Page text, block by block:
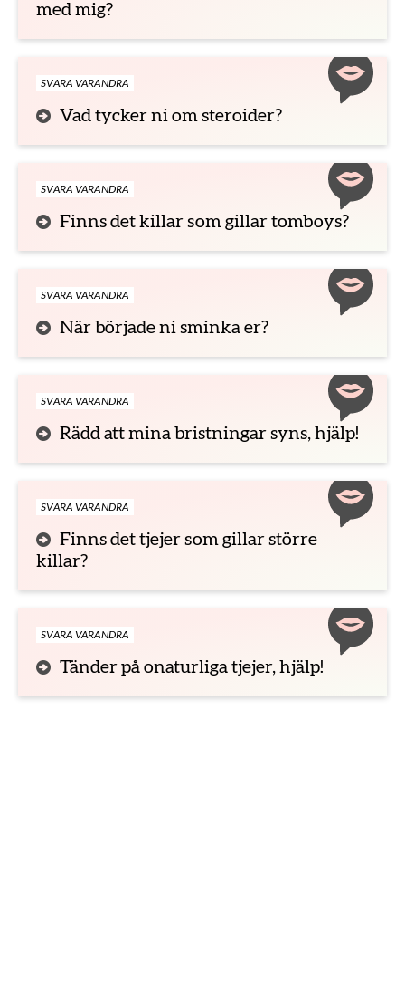
med mig?
SVARA VARANDRA
Vad tycker ni om steroider?
SVARA VARANDRA
Finns det killar som gillar tomboys?
SVARA VARANDRA
När började ni sminka er?
SVARA VARANDRA
Rädd att mina bristningar syns, hjälp!
SVARA VARANDRA
Finns det tjejer som gillar större
killar?
SVARA VARANDRA
Tänder på onaturliga tjejer, hjälp!